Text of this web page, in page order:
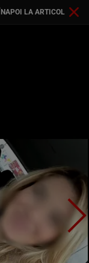
ÎNAPOI LA ARTICOL